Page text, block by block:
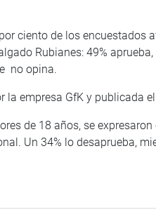
ciento de los encuestados
Rubianes: 49%
no opina.
la empresa GfK y publicada
de 18 años, se
Un 34% lo desaprueba,